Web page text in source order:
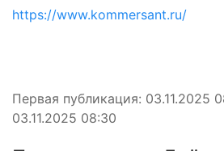
https://www.kommersant.ru/
Первая публикация: 03.11.2025
03.11.2025 08:30